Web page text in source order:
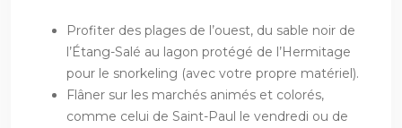
Profiter des plages de l’ouest, du sable noir de
l’Étang-Salé au lagon protégé de l’Hermitage
pour le snorkeling (avec votre propre matériel).
Flâner sur les marchés animés et colorés,
comme celui de Saint-Paul le vendredi ou de